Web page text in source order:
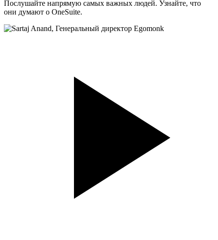
Послушайте напрямую самых важных людей. Узнайте, что
они думают о OneSuite.